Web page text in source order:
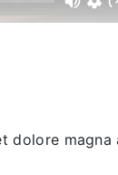
dolore magna